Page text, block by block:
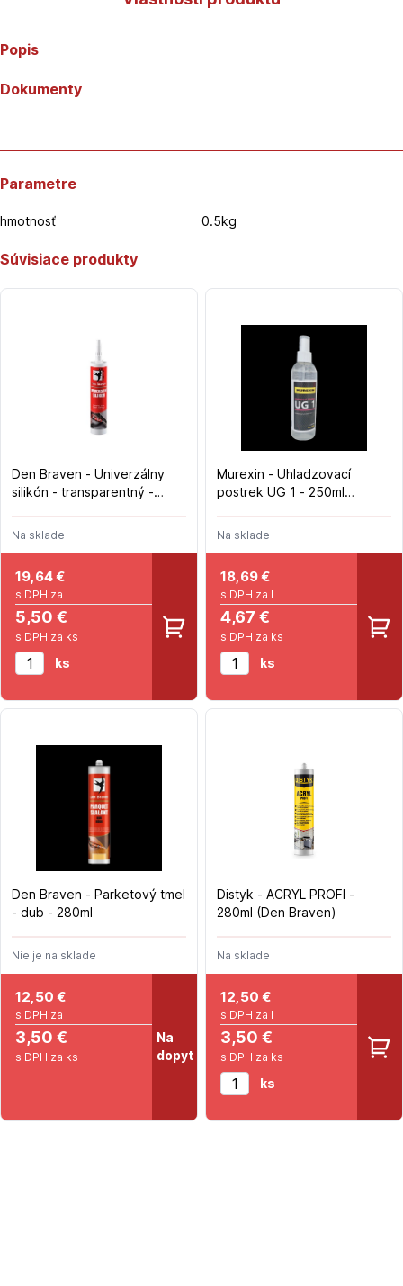
Popis
Dokumenty
Parametre
hmotnosť 0.5kg
Súvisiace produkty
Den Braven - Univerzálny
silikón - transparentný -
Na sklade
19,64€
s DPH za l
5,50 €
s DPH za ks
ks
Murexin - Uhladzovací
postrek UG 1 - 250ml
Na sklade
18,69€
s DPH za l
4,67 €
s DPH za ks
ks
Den Braven - Parketový tmel
- dub - 280ml
Nie je na sklade
12,50 €
s DPH za l
3,50 €
s DPH za ks
Na
dopyt
Distyk - ACRYL PROFI -
280ml (Den Braven)
Na sklade
12,50 €
s DPH za l
3,50 €
s DPH za ks
ks